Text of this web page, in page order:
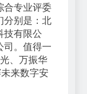
专业评委
分别是：北
技有限公
司。值得一
、万振华
来数字安